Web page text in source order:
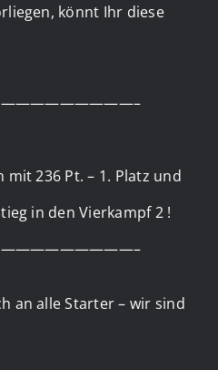
könnt Ihr diese
236 Pt. – 1. Platz und
in den Vierkampf 2 !
an alle Starter – wir sind